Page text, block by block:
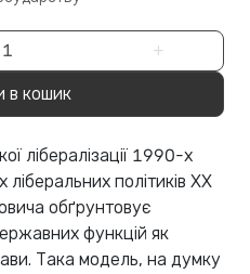
+
в кошик
лібералізації 1990-х
ліберальних політиків XX
обґрунтовує
функцій як
Така модель, на думку